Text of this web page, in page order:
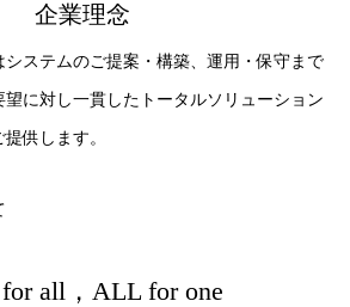
企業理念
ステムのご提案・構築、運用・保守まで
に対し一貫したトータルソリューション
供します。
all，ALL for one